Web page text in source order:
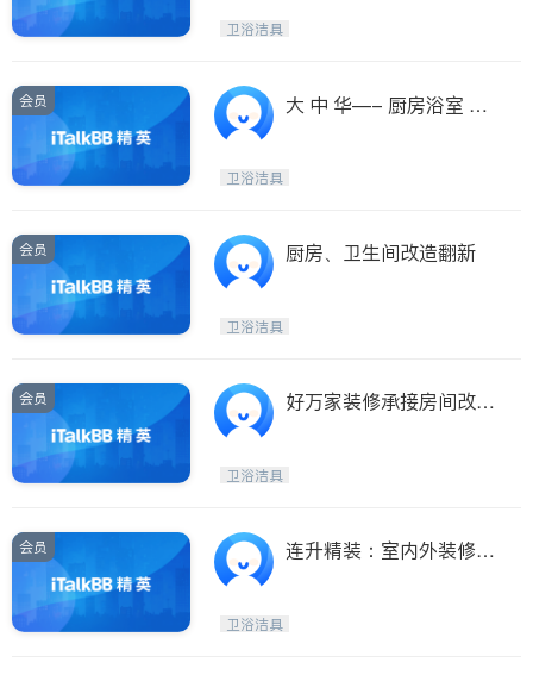
卫浴洁具
会员
大 中 华—- 厨房浴室 如
卫浴洁具
会员 厨房、卫生间改造翻新
卫浴洁具
会员
好万家装修承接房间改造
卫浴洁具
会员
连升精装：室内外装修专
卫浴洁具